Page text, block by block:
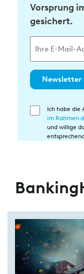
Vorsprung
gesichert.
Newsletter
Einwilligung
Ich habe die
im Rahmen
und willige